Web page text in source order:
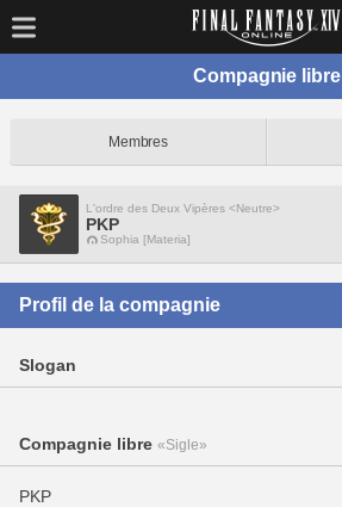
Compagnie libre
Membres
L'ordre des Deux Vipères <Neutre>
PKP
Sophia [Materia]
Profil de la compagnie
Slogan
Compagnie libre «Sigle»
PKP